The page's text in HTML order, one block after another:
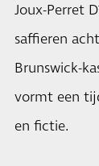
Joux-Perret
saffieren
Brunswick-
vormt een
en fictie.